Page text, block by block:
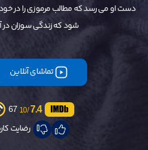
دست او می رسد که مطالب مرموزی را در
شود که زندگی سوزان در
تماشای آنلاین
7.4
/10
67
رضایت